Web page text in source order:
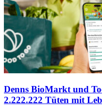
Denns BioMarkt und
2.222.222 Tüten mit